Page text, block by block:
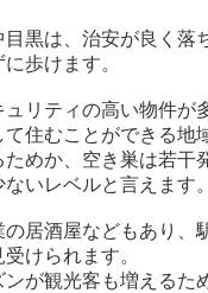
黒は、治安が良く落
歩けます。
リティの高い物件が
住むことができる地
めか、空き巣は若干
いレベルと言えます。
居酒屋などもあり、
けられます。
が観光客も増えるた